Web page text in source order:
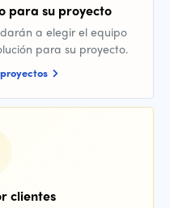
para su proyecto
a elegir el equipo
para su proyecto.
clientes